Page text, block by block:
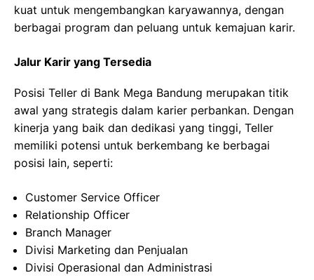
kuat untuk mengembangkan karyawannya, dengan
berbagai program dan peluang untuk kemajuan karir.
Jalur Karir yang Tersedia
Posisi Teller di Bank Mega Bandung merupakan titik
awal yang strategis dalam karier perbankan. Dengan
kinerja yang baik dan dedikasi yang tinggi, Teller
memiliki potensi untuk berkembang ke berbagai
posisi lain, seperti:
Customer Service Officer
Relationship Officer
Branch Manager
Divisi Marketing dan Penjualan
Divisi Operasional dan Administrasi